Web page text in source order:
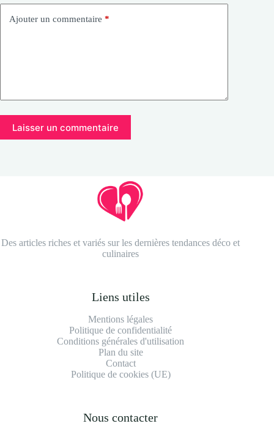
Ajouter un commentaire *
Laisser un commentaire
Des articles riches et variés sur les dernières tendances déco et
culinaires
Liens utiles
Mentions légales
Politique de confidentialité
Conditions générales d'utilisation
Plan du site
Contact
Politique de cookies (UE)
Nous contacter